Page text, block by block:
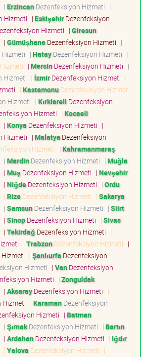
| ErzincanDezenfeksiyon Hizmeti |
Hizmeti | EskişehirDezenfeksiyon
Hizmeti | Giresun
| GümüşhaneDezenfeksiyon Hizmeti |
Hizmeti | HatayDezenfeksiyon Hizmeti |
| MersinDezenfeksiyon Hizmeti |
Hizmeti | İzmirDezenfeksiyon Hizmeti |
| KastamonuDezenfeksiyon Hizmeti
Hizmeti | Kırklareli Dezenfeksiyon
Hizmeti | Kocaeli
| Konya Dezenfeksiyon Hizmeti |
Hizmeti | Malatya Dezenfeksiyon
Hizmeti | Kahramanmaraş
| MardinDezenfeksiyon Hizmeti | Muğla
| Muş Dezenfeksiyon Hizmeti | Nevşehir
| NiğdeDezenfeksiyon Hizmeti | Ordu
| RizeDezenfeksiyon Hizmeti | Sakarya
| SamsunDezenfeksiyon Hizmeti | Siirt
| SinopDezenfeksiyon Hizmeti | Sivas
| Tekirdağ Dezenfeksiyon Hizmeti |
| TrabzonDezenfeksiyon Hizmeti |
| Şanlıurfa Dezenfeksiyon
Hizmeti | VanDezenfeksiyon
Hizmeti | Zonguldak
| AksarayDezenfeksiyon Hizmeti |
Hizmeti | KaramanDezenfeksiyon
Hizmeti | Batman
| ŞırnakDezenfeksiyon Hizmeti | Bartın
| ArdahanDezenfeksiyon Hizmeti | Iğdır
| Yalova Dezenfeksiyon Hizmeti |